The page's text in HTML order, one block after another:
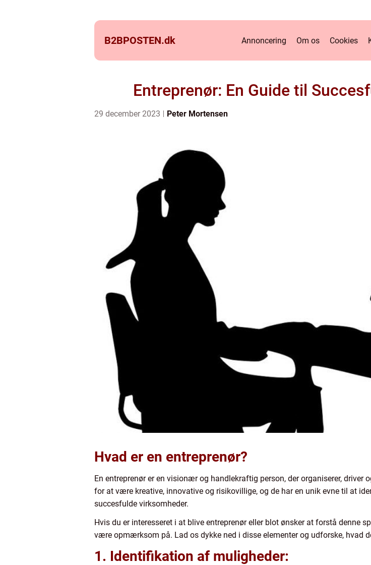
B2BPOSTEN.dk Annoncering Om os Cookies
Entreprenør: En Guide til
29 december 2023 Peter Mortensen
Hvad er en entreprenør?
En entreprenør er en visionær og handlekraftig person, der organiserer, driver
for at være kreative, innovative og risikovillige, og de har en unik evne til at
succesfulde virksomheder.
Hvis du er interesseret i at blive entreprenør eller blot ønsker at forstå denne
være opmærksom på. Lad os dykke ned i disse elementer og udforske, hvad
1. Identifikation af muligheder: